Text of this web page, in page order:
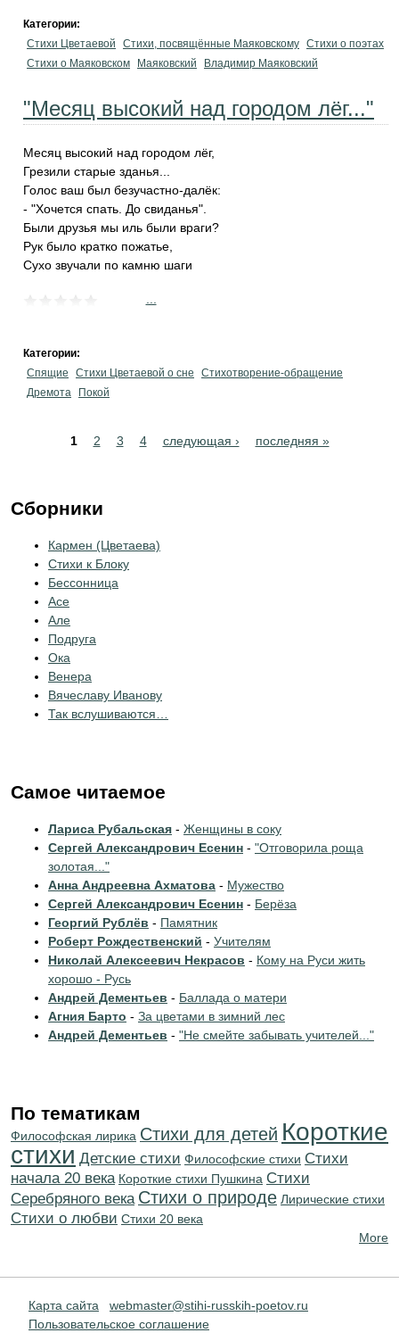
Категории:
Стихи Цветаевой
Стихи, посвящённые Маяковскому Стихи о поэтах
Стихи о Маяковском
Маяковский Владимир Маяковский
"Месяц высокий над городом лёг..."
Месяц высокий над городом лёг,
Грезили старые зданья...
Голос ваш был безучастно-далёк:
- "Хочется спать. До свиданья".
Были друзья мы иль были враги?
Рук было кратко пожатье,
Сухо звучали по камню шаги
Категории:
Спящие
Стихи Цветаевой о сне
Стихотворение-обращение
Дремота
Покой
1 2 3 4 следующая › последняя »
Сборники
Кармен (Цветаева)
Стихи к Блоку
Бессонница
Асе
Але
Подруга
Ока
Венера
Вячеславу Иванову
Так вслушиваются…
Самое читаемое
Лариса Рубальская - Женщины в соку
Сергей Александрович Есенин - "Отговорила роща
золотая..."
Анна Андреевна Ахматова - Мужество
Сергей Александрович Есенин - Берёза
Георгий Рублёв - Памятник
Роберт Рождественский - Учителям
Николай Алексеевич Некрасов - Кому на Руси жить
хорошо - Русь
Андрей Дементьев - Баллада о матери
Агния Барто - За цветами в зимний лес
Андрей Дементьев - "Не смейте забывать учителей..."
По тематикам
Философская лирика Стихи для детей Короткие
стихи Детские стихи Философские стихи Cтихи
начала 20 века Короткие стихи Пушкина Cтихи
Серебряного века Стихи о природе Лирические стихи
Стихи о любви Стихи 20 века
More
Карта сайта
webmaster@stihi-russkih-poetov.ru
Пользовательское соглашение